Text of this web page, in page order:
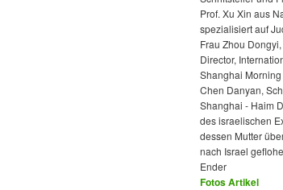
Prof. Xu Xin aus
spezialisiert auf
Frau Zhou
Director,
Shanghai Morning
Chen Danyan,
Shanghai - Haim
des israelischen
dessen Mutter
nach Israel
Ender
FotosArtikel